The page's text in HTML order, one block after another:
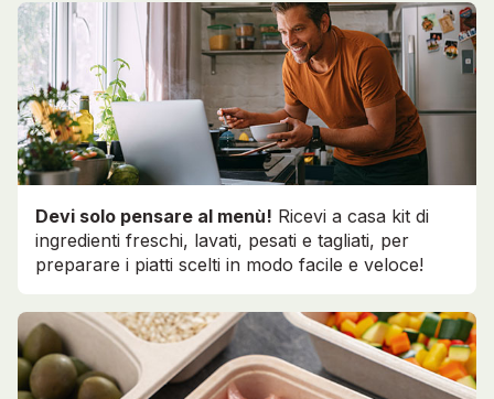
Devi solo pensare al menù! Ricevi a casa kit di
ingredienti freschi, lavati, pesati e tagliati, per
preparare i piatti scelti in modo facile e veloce!